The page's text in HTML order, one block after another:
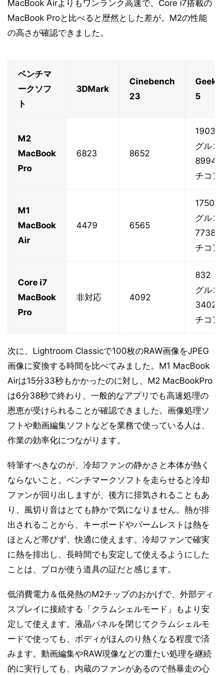
MacBook Airよりもワンランク高速で、Core i7搭載の
MacBook Proと比べると歴然とした差が。M2の性能
の高さが確認できました。
ベンチマ
ークソフ
ト
3DMark
Cinebench
23
5
M2
MacBook
Pro
6823 8652
1903
グル
8994
チコ
M1
MacBook
Air
4479 6565
1750
グル
7738
チコ
Core i7
MacBook
Pro
非対応 4092
832（
グル
3402
チコ
次に、Lightroom Classicで100枚のRAW画像をJPEG
画像に変換する時間を比べてみました。M1 MacBook
Airは15分33秒もかかったのに対し、M2 MacBookPro
は6分38秒で終わり、一般的なアプリでも高速処理の
恩恵が受けられることが確認できました。画像処理ソ
フトや動画編集ソフトなどを業務で使っている人は、
作業の効率化につながります。
特筆すべきなのが、冷却ファンの静かさと本体が熱く
ならないこと。ベンチマークソフトを走らせると冷却
ファンが回り出しますが、後方に排気されることもあ
り、風切り音はとても静かで気になりません。熱が排
出されることから、キーボードやパームレストは熱を
ほとんど帯びず、快適に使えます。冷却ファンで確実
に熱を排出し、長時間でも安定して使えるようにした
ことは、プロが使う道具の証だと感じます。
低消費電力＆低発熱のM2チップのおかげで、外部ディ
スプレイに接続する「クラムシェルモード」もより安
定して使えます。液晶パネルを閉じてクラムシェルモ
ードで使っても、ボディがほんのり熱くなる程度で済
みます。動画編集やRAW現像などの重たい処理を継続
的に実行しても、内蔵のファンがあるので熱暴走の心